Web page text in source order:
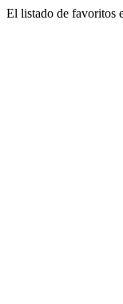
El listado de favoritos